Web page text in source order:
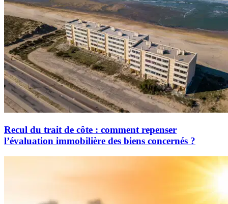
Recul du trait de côte : comment repenser
l’évaluation immobilière des biens concernés ?